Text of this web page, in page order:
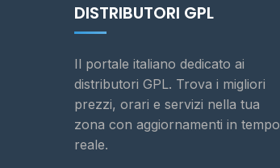
DISTRIBUTORI GPL
Il portale italiano dedicato ai
distributori GPL. Trova i migliori
prezzi, orari e servizi nella tua
zona con aggiornamenti in tempo
reale.